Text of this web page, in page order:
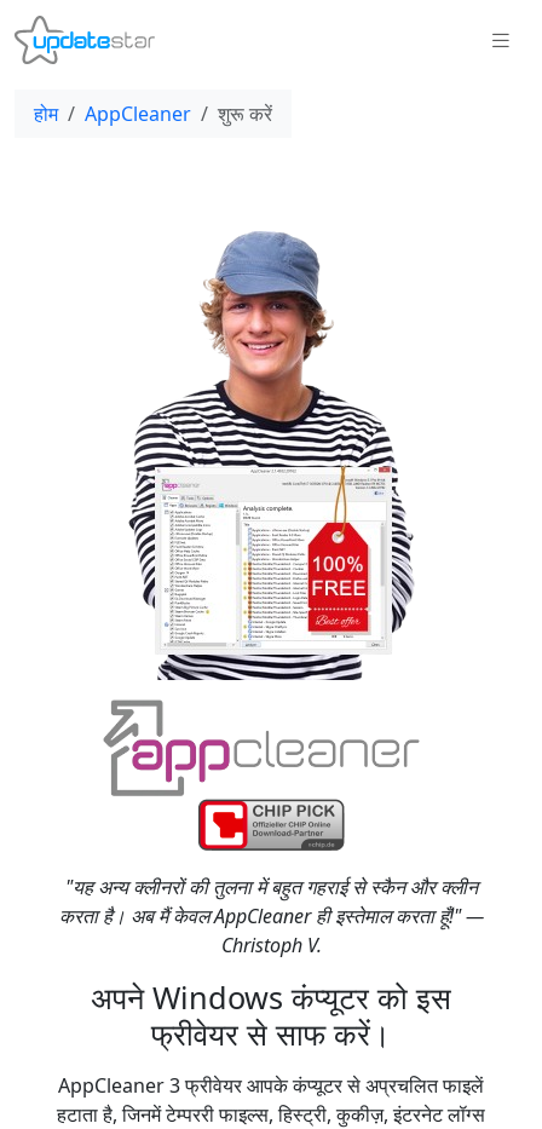
होम AppCleaner शुरू करें
"यह अन्य क्लीनरों की तुलना में बहुत गहराई से स्कैन और क्लीन
करता है। अब मैं केवल AppCleaner ही इस्तेमाल करता हूँ!" —
Christoph V.
अपने Windows कंप्यूटर को इस
फ्रीवेयर से साफ करें।
AppCleaner 3 फ्रीवेयर आपके कंप्यूटर से अप्रचलित फाइलें
हटाता है, जिनमें टेम्पररी फाइल्स, हिस्ट्री, कुकीज़, इंटरनेट लॉग्स